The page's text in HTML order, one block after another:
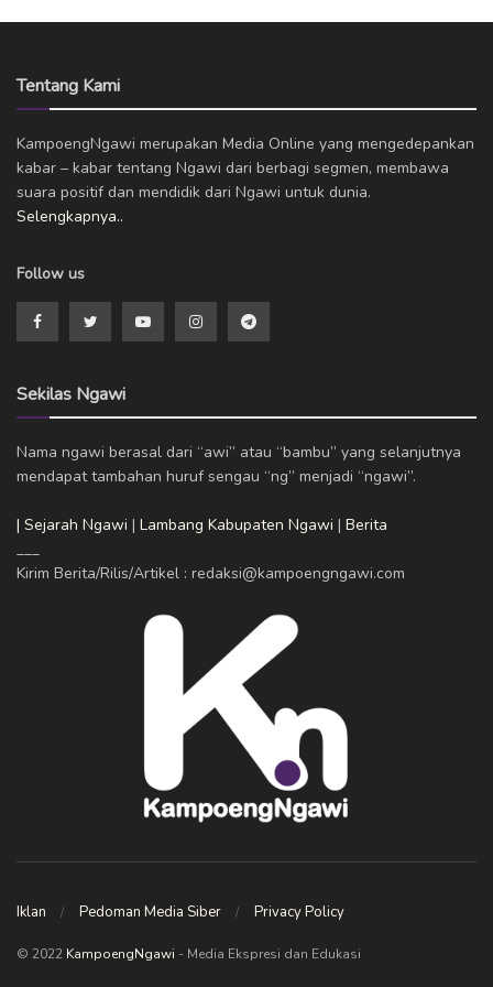
Tentang Kami
KampoengNgawi merupakan Media Online yang mengedepankan
kabar – kabar tentang Ngawi dari berbagi segmen, membawa
suara positif dan mendidik dari Ngawi untuk dunia.
Selengkapnya..
Follow us
Sekilas Ngawi
Nama ngawi berasal dari “awi” atau “bambu” yang selanjutnya
mendapat tambahan huruf sengau “ng” menjadi “ngawi”.
| Sejarah Ngawi | Lambang Kabupaten Ngawi | Berita
___
Kirim Berita/Rilis/Artikel : redaksi@kampoengngawi.com
Iklan Pedoman Media Siber Privacy Policy
© 2022 KampoengNgawi - Media Ekspresi dan Edukasi